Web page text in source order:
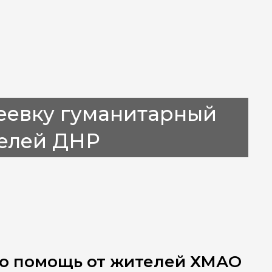
гуманитарный
ДНР
помощь от жителей ХМАО